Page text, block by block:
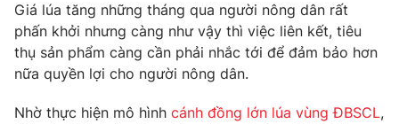
Cơ quan chủ quản:
Đài Truyền hình Việt Nam
Cơ quan báo chí:
Thời báo VTV
Giấy phép hoạt động báo in và báo điện tử số 483/GP-BTTTT
Tổng Biên tập:Vũ Thanh Thủy
Giá lúa tăng những tháng qua người nông dân rất
phấn khởi nhưng càng như vậy thì việc liên kết, tiêu
thụ sản phẩm càng cần phải nhắc tới để đảm bảo hơn
nữa quyền lợi cho người nông dân.
Nhờ thực hiện mô hình cánh đồng lớn lúa vùng ĐBSCL,